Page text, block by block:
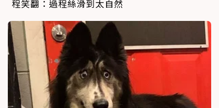
程笑翻：過程絲滑到太自然